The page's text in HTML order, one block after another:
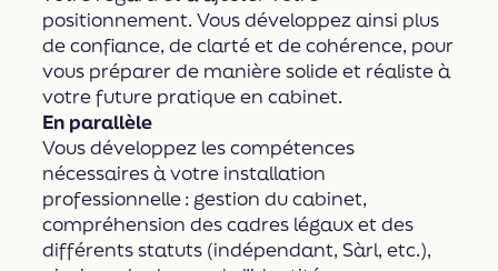
positionnement. Vous développez ainsi plus
de confiance, de clarté et de cohérence, pour
vous préparer de manière solide et réaliste à
votre future pratique en cabinet.
En parallèle
Vous développez les compétences
nécessaires à votre installation
professionnelle : gestion du cabinet,
compréhension des cadres légaux et des
différents statuts (indépendant, Sàrl, etc.),